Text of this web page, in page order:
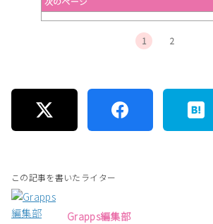
1 2
この記事を書いたライター
Grapps編集部